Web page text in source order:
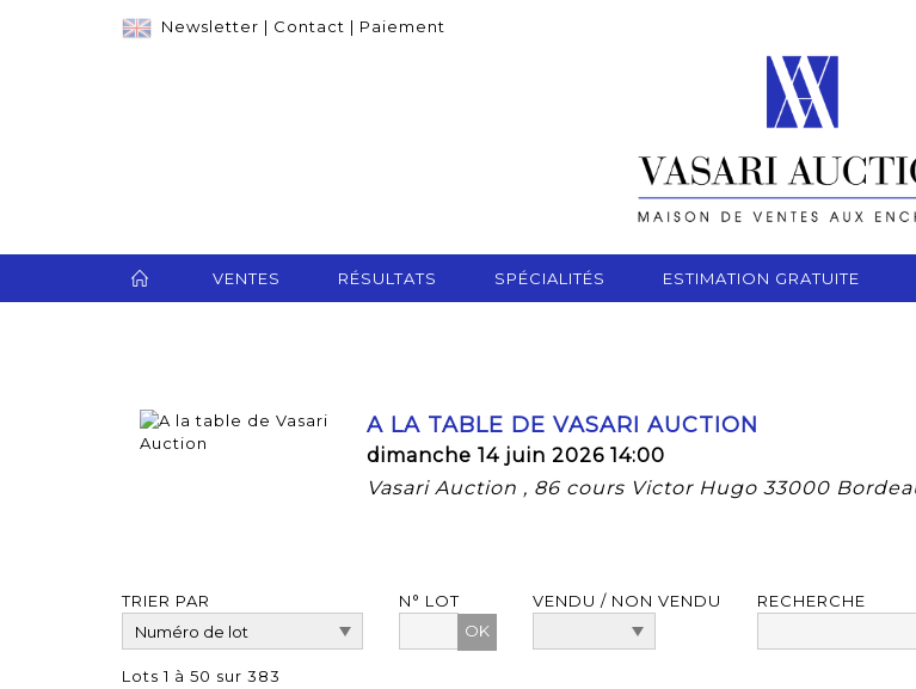
Newsletter | Contact | Paiement
VENTES RÉSULTATS SPÉCIALITÉS ESTIMATION GRATUITE
A LA TABLE DE VASARI AUCTION
dimanche 14 juin 2026 14:00
Vasari Auction , 86 cours Victor Hugo 33000
TRIER PAR
N° LOT
OK
VENDU / NON VENDU RECHERCHE
Lots 1 à 50 sur 383